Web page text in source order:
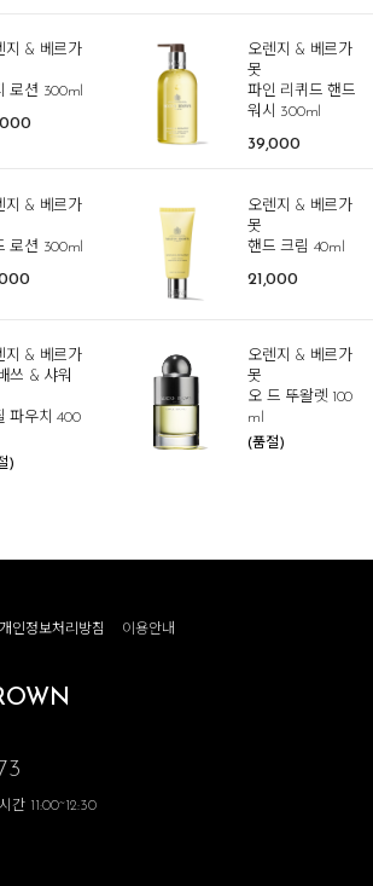
지 & 베르가
로션 300ml
오렌지 & 베르가
못
파인 리퀴드 핸드
워시 300ml
39,000
지 & 베르가
로션 300ml
오렌지 & 베르가
못
핸드 크림 40ml
21,000
지 & 베르가
쓰 & 샤워
파우치 400
)
오렌지 & 베르가
못
오 드 뚜왈렛 100
ml
(품절)
개인정보처리방침 이용안내
간 11:00~12:30